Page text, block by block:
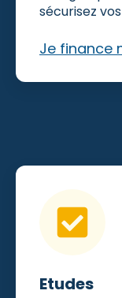
sécurisez
Je finance
Etudes